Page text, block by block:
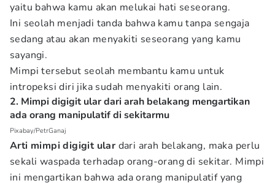
yaitu bahwa kamu akan melukai hati seseorang.
Ini seolah menjadi tanda bahwa kamu tanpa sengaja
sedang atau akan menyakiti seseorang yang kamu
sayangi.
Mimpi tersebut seolah membantu kamu untuk
intropeksi diri jika sudah menyakiti orang lain.
2. Mimpi digigit ular dari arah belakang mengartikan
ada orang manipulatif di sekitarmu
Pixabay/PetrGanaj
Arti mimpi digigit ular dari arah belakang, maka perlu
sekali waspada terhadap orang-orang di sekitar. Mimpi
ini mengartikan bahwa ada orang manipulatif yang